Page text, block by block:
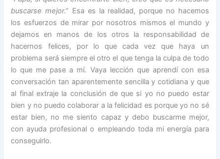
buscarse mejor.” Esa es la realidad, porque no hacemos
los esfuerzos de mirar por nosotros mismos el mundo y
dejamos en manos de los otros la responsabilidad de
hacernos felices, por lo que cada vez que haya un
problema será siempre el otro el que tenga la culpa de todo
lo que me pase a mí. Vaya lección que aprendí con esa
conversación tan aparentemente sencilla y cotidiana y que
al final extraje la conclusión de que si yo no puedo estar
bien y no puedo colaborar a la felicidad es porque yo no sé
estar bien, no me siento capaz y debo buscarme mejor,
con ayuda profesional o empleando toda mi energía para
conseguirlo.